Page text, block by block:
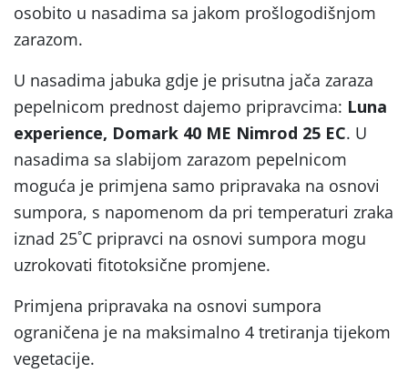
osobito u nasadima sa jakom prošlogodišnjom
zarazom.
U nasadima jabuka gdje je prisutna jača zaraza
pepelnicom prednost dajemo pripravcima: Luna
experience, Domark 40 ME Nimrod 25 EC. U
nasadima sa slabijom zarazom pepelnicom
moguća je primjena samo pripravaka na osnovi
sumpora, s napomenom da pri temperaturi zraka
iznad 25˚C pripravci na osnovi sumpora mogu
uzrokovati fitotoksične promjene.
Primjena pripravaka na osnovi sumpora
ograničena je na maksimalno 4 tretiranja tijekom
vegetacije.